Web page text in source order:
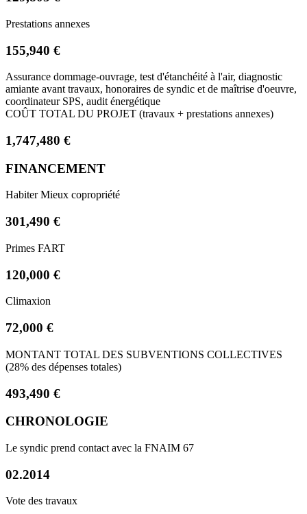
Prestations annexes
155,940 €
Assurance dommage-ouvrage, test d'étanchéité à l'air, diagnostic
amiante avant travaux, honoraires de syndic et de maîtrise d'oeuvre,
coordinateur SPS, audit énergétique
COÛT TOTAL DU PROJET (travaux + prestations annexes)
1,747,480 €
FINANCEMENT
Habiter Mieux copropriété
301,490 €
Primes FART
120,000 €
Climaxion
72,000 €
MONTANT TOTAL DES SUBVENTIONS COLLECTIVES
(28% des dépenses totales)
493,490 €
CHRONOLOGIE
Le syndic prend contact avec la FNAIM 67
02.2014
Vote des travaux